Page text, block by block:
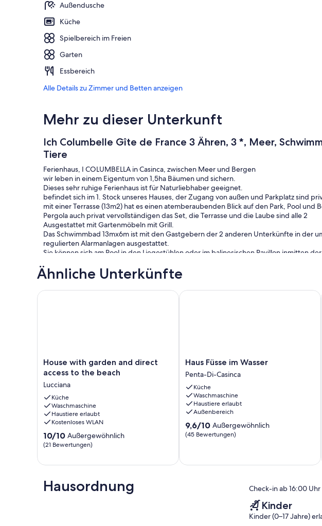
Außendusche
Küche
Spielbereich im Freien
Garten
Essbereich
Alle Details zu Zimmer und Betten anzeigen
Mehr zu dieser Unterkunft
Ich Columbelle Gîte de France 3 Ähren, 3 *, Meer,
Tiere
Ferienhaus, I COLUMBELLA in Casinca, zwischen Meer und Bergen
wir leben in einem Eigentum von 1,5ha Bäumen und sichern.
Dieses sehr ruhige Ferienhaus ist für Naturliebhaber geeignet.
befindet sich im 1. Stock unseres Hauses, der Zugang von außen und Parkplatz sind
mit einer Terrasse (13m2) hat es einen atemberaubenden Blick auf den Park, Pool und
Pergola auch privat vervollständigen das Set, die Terrasse und die Laube sind alle 2
Ausgestattet mit Gartenmöbeln mit Grill.
Das Schwimmbad 13mx6m ist mit den Gastgebern der 2 anderen Unterkünfte in der
regulierten Alarmanlagen ausgestattet.
Sie können sich am Pool in den Liegestühlen oder im balinesischen Pavillon inmitten
2 Familien-Pizzerien heißen Sie zum Mittag- und Abendessen willkommen.
Ähnliche Unterkünfte
House
with
and
direct
access
to
the
beach
Lucciana
House with garden and direct
access to the beach
Lucciana
Küche
Waschmaschine
Haustiere erlaubt
Kostenloses WLAN
10.0
von
Außergewöhnlich,
Bewertungen)
10/10 Außergewöhnlich
(21 Bewertungen)
House with garden and direct access to the beach
Haus
Füsse
im
Wasser
Penta-
Di-
Casinca
Haus Füsse im Wasser
Penta-Di-Casinca
Küche
Waschmaschine
Haustiere erlaubt
Außenbereich
9.6
von
9,6/10 Außergewöhnlich
(45 Bewertungen)
Haus Füsse im Wasser
Hausordnung Check-in ab 16:00 Uhr
Kinder
Kinder (0–17 Jahre)